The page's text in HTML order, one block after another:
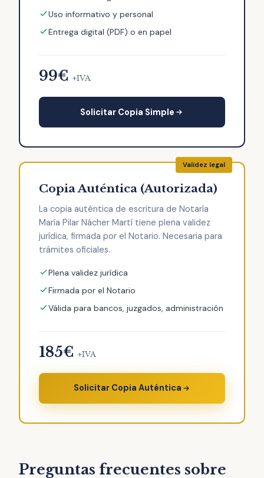
Uso informativo y personal
Entrega digital (PDF) o en papel
99€ +IVA
Solicitar Copia Simple
Copia Auténtica (Autorizada)
La copia auténtica de escritura de Notaría
María Pilar Nácher Martí tiene plena validez
jurídica, firmada por el Notario. Necesaria para
trámites oficiales.
Plena validez jurídica
Firmada por el Notario
Válida para bancos, juzgados, administración
185€ +IVA
Solicitar Copia Auténtica
Preguntas frecuentes sobre